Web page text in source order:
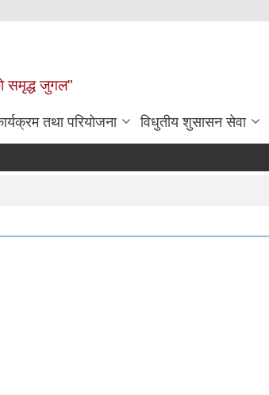
समृद्ध जुगल"
तथा परियोजना विधुतीय शुसासन सेवा